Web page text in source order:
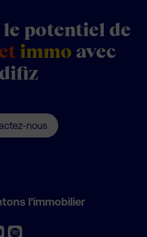
le potentiel de
immo avec
nous
l’immobilier